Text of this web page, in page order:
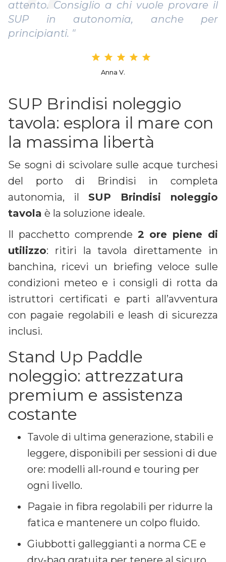
attento. Consiglio a chi vuole provare il
SUP in autonomia, anche per
principianti. "
Anna V.
SUP Brindisi noleggio
tavola: esplora il mare con
la massima libertà
Se sogni di scivolare sulle acque turchesi
del porto di Brindisi in completa
autonomia, il SUP Brindisi noleggio
tavola è la soluzione ideale.
Il pacchetto comprende 2 ore piene di
utilizzo: ritiri la tavola direttamente in
banchina, ricevi un briefing veloce sulle
condizioni meteo e i consigli di rotta da
istruttori certificati e parti all’avventura
con pagaie regolabili e leash di sicurezza
inclusi.
Stand Up Paddle
noleggio: attrezzatura
premium e assistenza
costante
Tavole di ultima generazione, stabili e
leggere, disponibili per sessioni di due
ore: modelli all‑round e touring per
ogni livello.
Pagaie in fibra regolabili per ridurre la
fatica e mantenere un colpo fluido.
Giubbotti galleggianti a norma CE e